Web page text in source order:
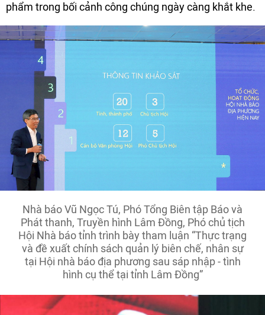
phẩm trong bối cảnh công chúng ngày càng khắt khe.
Nhà báo Vũ Ngọc Tú, Phó Tổng Biên tập Báo và
Phát thanh, Truyền hình Lâm Đồng, Phó chủ tịch
Hội Nhà báo tỉnh trình bày tham luận “Thực trạng
và đề xuất chính sách quản lý biên chế, nhân sự
tại Hội nhà báo địa phương sau sáp nhập - tình
hình cụ thể tại tỉnh Lâm Đồng”